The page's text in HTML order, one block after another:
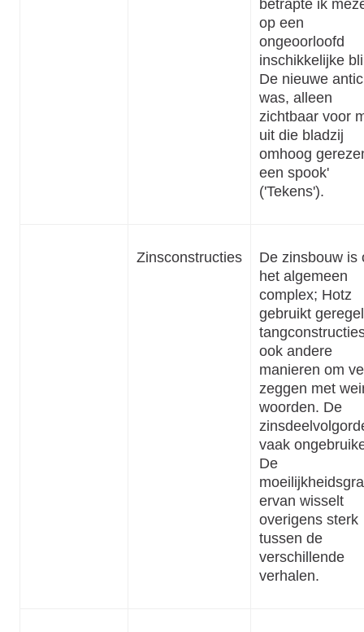
betrapte ik
op een
ongeoorloofd
inschikkelijke
De nieuwe
was, alleen
zichtbaar voor
uit die bladzij
omhoog
een spook'
('Tekens').
Zinsconstructies
De zinsbouw is
het algemeen
complex; Hotz
gebruikt
ook andere
manieren om
zeggen met
woorden. De
vaak
De
ervan wisselt
overigens sterk
tussen de
verschillende
verhalen.